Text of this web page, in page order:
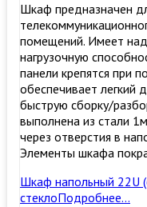
Шкаф предназначен
помещений. Имеет
нагрузочную
панели крепятся при
обеспечивает легкий
быструю сборку/
выполнена из стали
через отверстия в
Элементы шкафа
Шкаф напольный 22U
стеклоПодробнее…